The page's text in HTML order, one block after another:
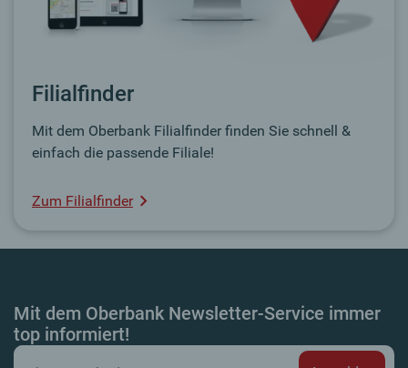
Filialfinder
Mit dem Oberbank Filialfinder finden Sie schnell &
einfach die passende Filiale!
Zum Filialfinder
Mit dem Oberbank Newsletter-Service immer
top informiert!